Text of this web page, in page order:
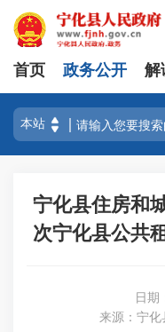
首页 政务公开 解
宁化县住房和
次宁化县公共
日期
来源：宁